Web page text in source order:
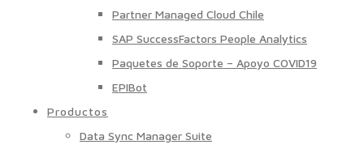
Partner Managed Cloud Chile
SAP SuccessFactors People Analytics
Paquetes de Soporte – Apoyo COVID19
EPIBot
Productos
Data Sync Manager Suite